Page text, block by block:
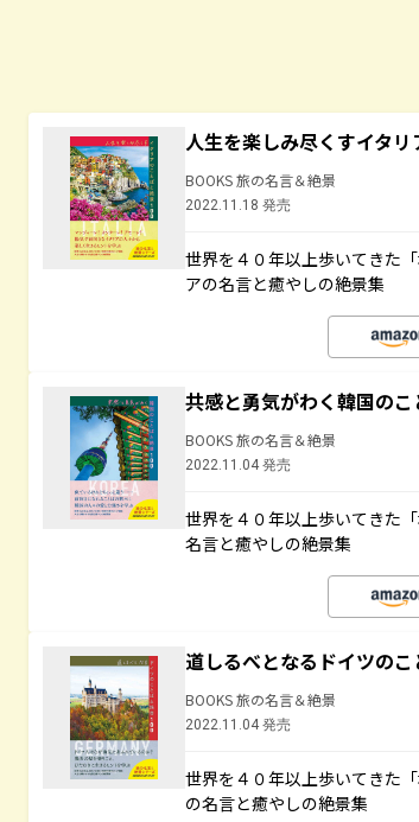
人生を楽しみ尽くすイタ
BOOKS 旅の名言＆絶景
2022.11.18 発売
世界を４０年以上歩いてきた
アの名言と癒やしの絶景集
共感と勇気がわく韓国の
BOOKS 旅の名言＆絶景
2022.11.04 発売
世界を４０年以上歩いてきた
名言と癒やしの絶景集
道しるべとなるドイツの
BOOKS 旅の名言＆絶景
2022.11.04 発売
世界を４０年以上歩いてきた
の名言と癒やしの絶景集